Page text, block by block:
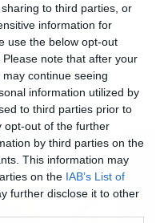
to third parties, or
information for
use the below opt-out
note that after your
continue seeing
information utilized by
to third parties prior to
opt-out of the further
by third parties on the
This information may
on the IAB’s List of
further disclose it to other
αράχνη να
πολλές φορές
μικρότερα, κάποια
το ίδιο κάθε φορά
τη φορά δείτε αράχνη
αηδία με αυτό!
φύση…